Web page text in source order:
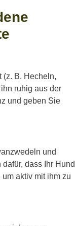
(z. B. Hecheln,
ruhig aus der
und geben Sie
und
dass Ihr Hund
aktiv mit ihm zu